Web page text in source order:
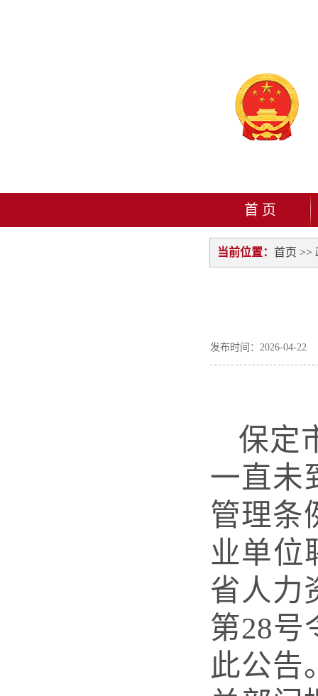
首 页
当前位置： 首页 >>
发布时间：2026-04-
保定
一直未
管理条
业单位
省人力
第28号
此公告